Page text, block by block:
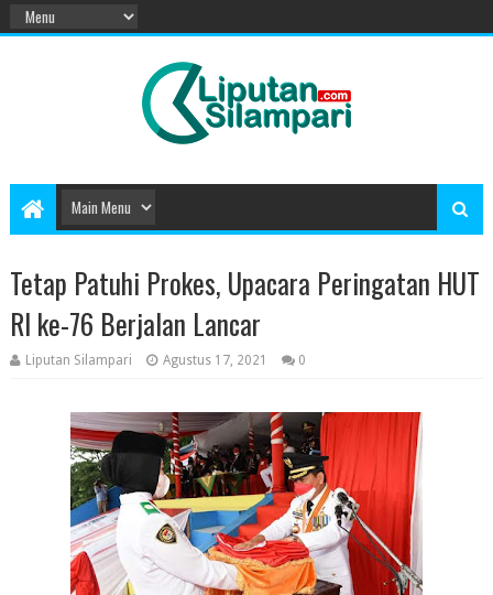
Tetap Patuhi Prokes, Upacara Peringatan HUT
RI ke-76 Berjalan Lancar
Liputan Silampari Agustus 17, 2021 0